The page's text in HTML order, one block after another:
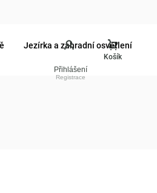
Přihlášení
Jezírka a zahradní osvětlení